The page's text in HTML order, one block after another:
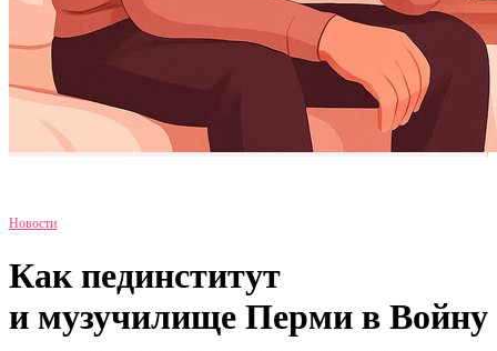
Новости
Как пединститут
и музучилище Перми в Войну